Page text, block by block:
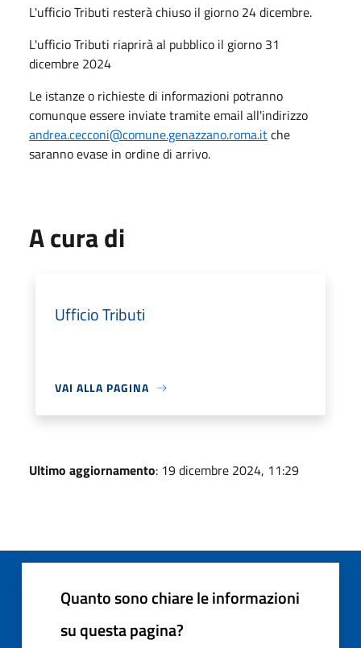
L'ufficio Tributi resterà chiuso il giorno 24 dicembre.
L'ufficio Tributi riaprirà al pubblico il giorno 31
dicembre 2024
Le istanze o richieste di informazioni potranno
comunque essere inviate tramite email all'indirizzo
andrea.cecconi@comune.genazzano.roma.itche
saranno evase in ordine di arrivo.
A cura di
Ufficio Tributi
VAI ALLA PAGINA
Ultimo aggiornamento: 19 dicembre 2024, 11:29
Quanto sono chiare le informazioni
su questa pagina?